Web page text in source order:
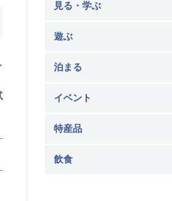
見る・学ぶ
遊ぶ
泊まる
イベント
特産品
飲食